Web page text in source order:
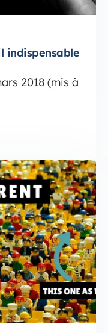
indispensable
2018 (mis à